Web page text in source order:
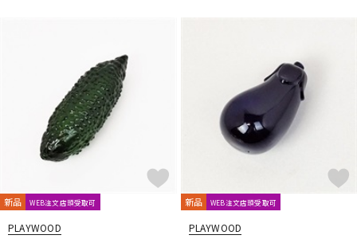
新品 WEB注文店頭受取可
PLAYWOOD
新品 WEB注文店頭受取可
PLAYWOOD